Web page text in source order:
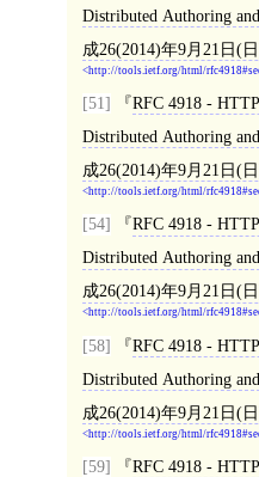
Distributed Authoring
成26(2014)年9月21日(
http://tools.ietf.org/html/
[51]
RFC 4918 -
Distributed Authoring
成26(2014)年9月21日(
http://tools.ietf.org/html/
[54]
RFC 4918 -
Distributed Authoring
成26(2014)年9月21日(
http://tools.ietf.org/html/
[58]
RFC 4918 -
Distributed Authoring
成26(2014)年9月21日(
http://tools.ietf.org/html/
[59]
RFC 4918 -